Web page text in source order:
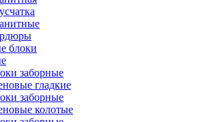
блоки
заборные
гладкие
заборные
колотые